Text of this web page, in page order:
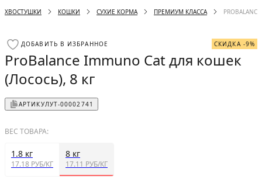
ХВОСТУШКИ КОШКИ СУХИЕ КОРМА ПРЕМИУМ КЛАССА
ДОБАВИТЬ В ИЗБРАННОЕ СКИДКА -9%
ProBalance Immuno Cat для кошек
(Лосось), 8 кг
АРТИКУЛУТ-00002741
ВЕС ТОВАРА:
1.8 кг
17.18 РУБ/КГ
8 кг
17.11 РУБ/КГ